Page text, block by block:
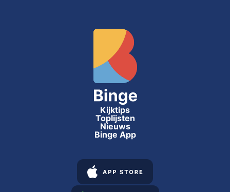
Kijktips
Toplijsten
Nieuws
Binge App